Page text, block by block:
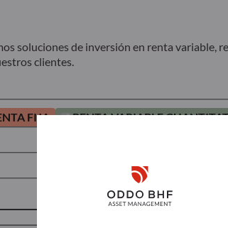
Disclaimer
soluciones de inversión en renta variable,
clientes.
FIJA RENTA VARIABLE